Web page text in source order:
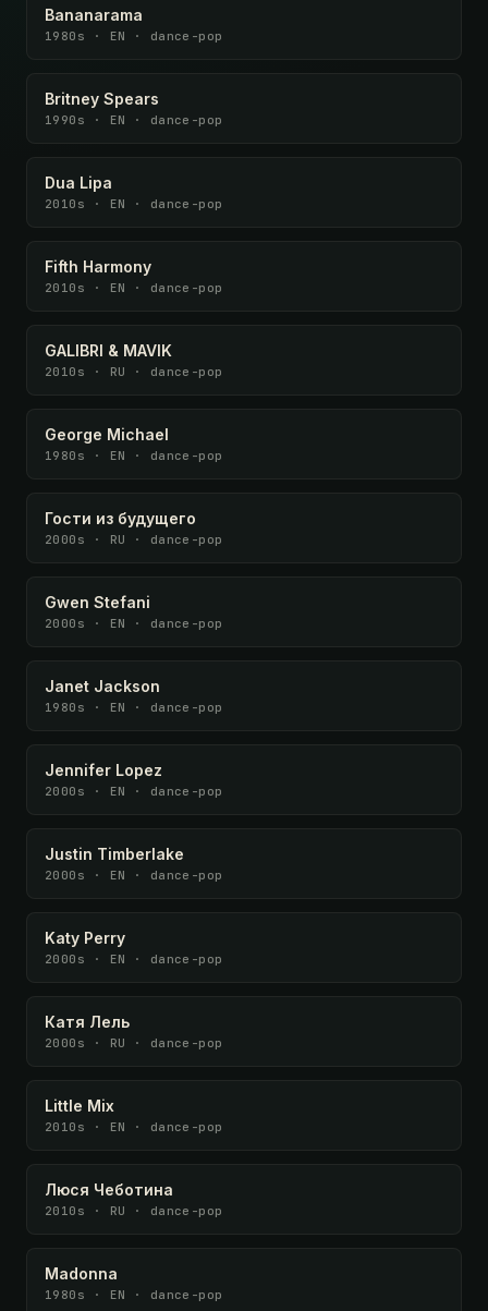
Bananarama
1980s · EN · dance-pop
Britney Spears
1990s · EN · dance-pop
Dua Lipa
2010s · EN · dance-pop
Fifth Harmony
2010s · EN · dance-pop
GALIBRI & MAVIK
2010s · RU · dance-pop
George Michael
1980s · EN · dance-pop
Гости из будущего
2000s · RU · dance-pop
Gwen Stefani
2000s · EN · dance-pop
Janet Jackson
1980s · EN · dance-pop
Jennifer Lopez
2000s · EN · dance-pop
Justin Timberlake
2000s · EN · dance-pop
Katy Perry
2000s · EN · dance-pop
Катя Лель
2000s · RU · dance-pop
Little Mix
2010s · EN · dance-pop
Люся Чеботина
2010s · RU · dance-pop
Madonna
1980s · EN · dance-pop